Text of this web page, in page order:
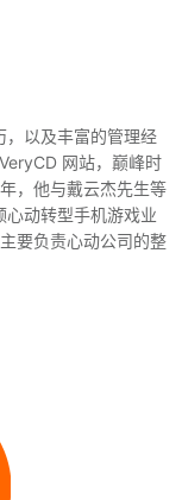
，以及丰富的管理经
网站，巅峰时
，他与戴云杰先生等
动转型手机游戏业
要负责心动公司的整